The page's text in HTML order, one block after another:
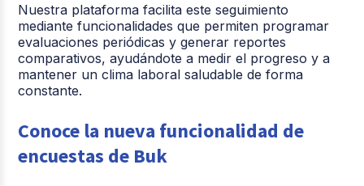
Nuestra plataforma facilita este seguimiento
mediante funcionalidades que permiten programar
evaluaciones periódicas y generar reportes
comparativos, ayudándote a medir el progreso y a
mantener un clima laboral saludable de forma
constante.
Conoce la nueva funcionalidad de
encuestas de Buk